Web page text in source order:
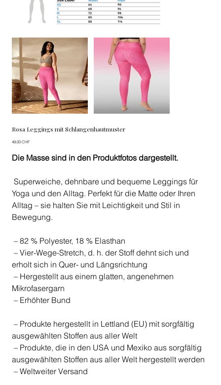
Rosa Leggings mit Schlangenhautmuster
Preis
49,00 CHF
Die Masse sind in den Produktfotos dargestellt.
Superweiche, dehnbare und bequeme Leggings für
Yoga und den Alltag. Perfekt für die Matte oder Ihren
Alltag – sie halten Sie mit Leichtigkeit und Stil in
Bewegung.
– 82 % Polyester, 18 % Elasthan
– Vier-Wege-Stretch, d. h. der Stoff dehnt sich und
erholt sich in Quer- und Längsrichtung
– Hergestellt aus einem glatten, angenehmen
Mikrofasergarn
– Erhöhter Bund
– Produkte hergestellt in Lettland (EU) mit sorgfältig
ausgewählten Stoffen aus aller Welt
– Produkte, die in den USA und Mexiko aus sorgfältig
ausgewählten Stoffen aus aller Welt hergestellt werden
– Weltweiter Versand